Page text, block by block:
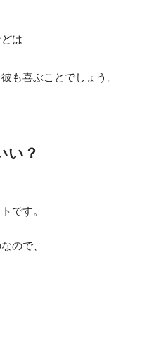
は
も喜ぶことでしょう。
い？
です。
ので、